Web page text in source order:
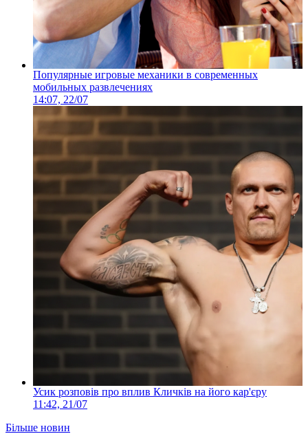
Популярные игровые механики в современных
мобильных развлечениях
14:07, 22/07
Усик розповів про вплив Кличків на його кар'єру
11:42, 21/07
Більше новин